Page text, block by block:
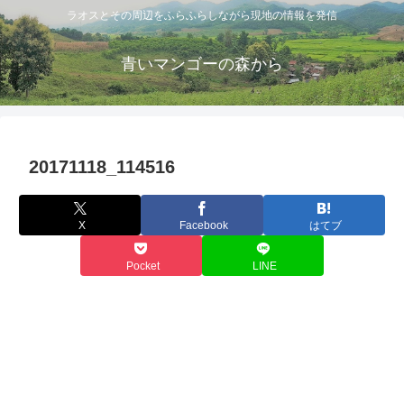
ラオスとその周辺をふらふらしながら現地の情報を発信
青いマンゴーの森から
20171118_114516
X Facebook はてブ
Pocket LINE